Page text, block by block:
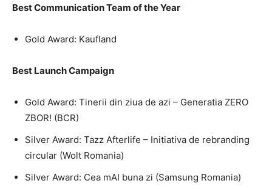
Best Communication Team of the Year
Gold Award: Kaufland
Best Launch Campaign
Gold Award: Tinerii din ziua de azi – Generatia ZERO
ZBOR! (BCR)
Silver Award: Tazz Afterlife – Initiativa de rebranding
circular (Wolt Romania)
Silver Award: Cea mAI buna zi (Samsung Romania)